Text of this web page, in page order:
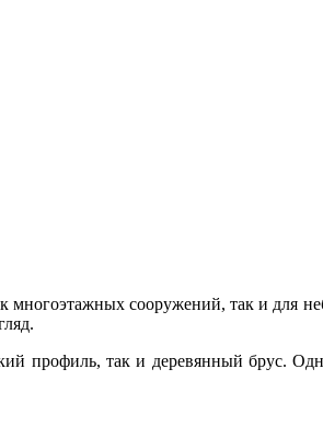
многоэтажных сооружений, так и для
профиль, так и деревянный брус.